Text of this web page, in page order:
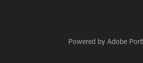
Powered by Adobe